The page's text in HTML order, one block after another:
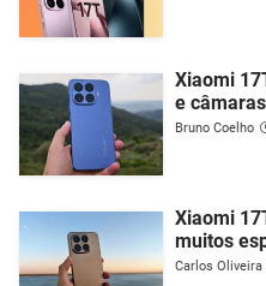
Xiaomi
e
Bruno Coelho
Xiaomi
muitos
Carlos Oliveira